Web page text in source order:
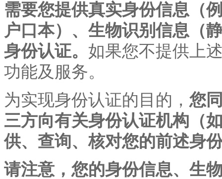
需要您提供真实身份信息（
户口本）、生物识别信息（
身份认证。 如果您不提供上
功能及服务。
为实现身份认证的目的， 您
三方向有关身份认证机构（
供、查询、核对您的前述身
请注意，您的身份信息、生